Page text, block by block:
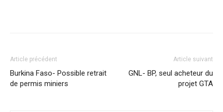
Article précédent
Burkina Faso- Possible retrait
de permis miniers
Article suivant
GNL- BP, seul acheteur du
projet GTA